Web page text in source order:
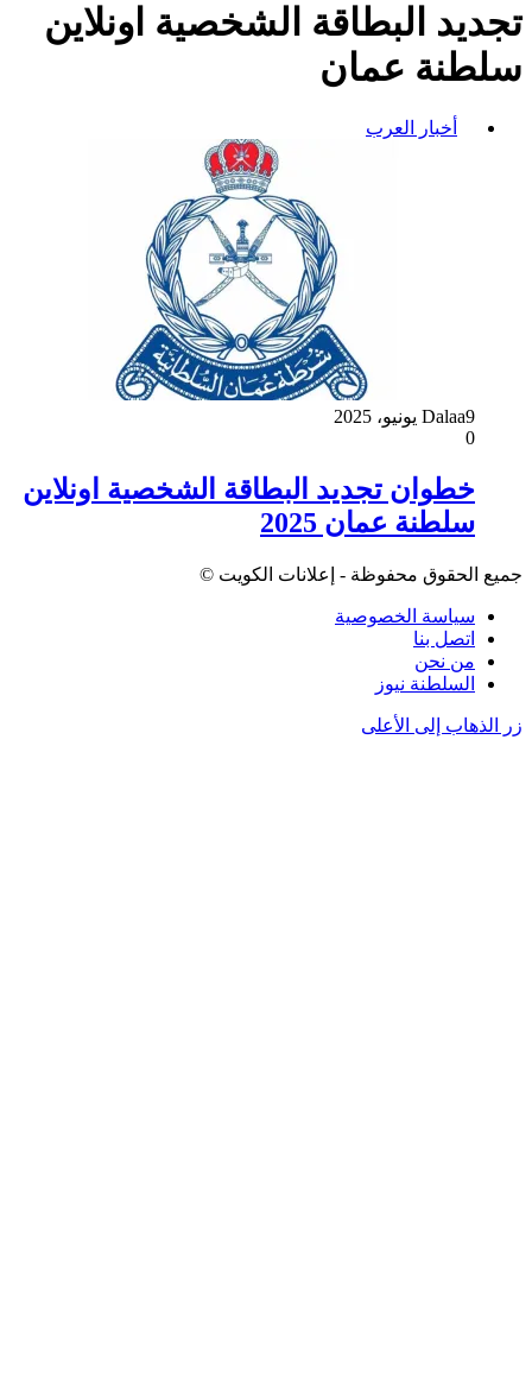
تجديد البطاقة الشخصية اونلاين
سلطنة عمان
أخبار العرب
Dalaa9 يونيو، 2025
0
خطوان تجديد البطاقة الشخصية اونلاين
سلطنة عمان 2025
جميع الحقوق محفوظة - إعلانات الكويت ©
سياسة الخصوصية
اتصل بنا
من نحن
السلطنة نيوز
زر الذهاب إلى الأعلى